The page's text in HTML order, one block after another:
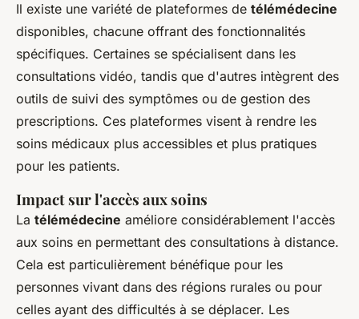
Il existe une variété de plateformes de télémédecine
disponibles, chacune offrant des fonctionnalités
spécifiques. Certaines se spécialisent dans les
consultations vidéo, tandis que d'autres intègrent des
outils de suivi des symptômes ou de gestion des
prescriptions. Ces plateformes visent à rendre les
soins médicaux plus accessibles et plus pratiques
pour les patients.
Impact sur l'accès aux soins
La télémédecine améliore considérablement l'accès
aux soins en permettant des consultations à distance.
Cela est particulièrement bénéfique pour les
personnes vivant dans des régions rurales ou pour
celles ayant des difficultés à se déplacer. Les